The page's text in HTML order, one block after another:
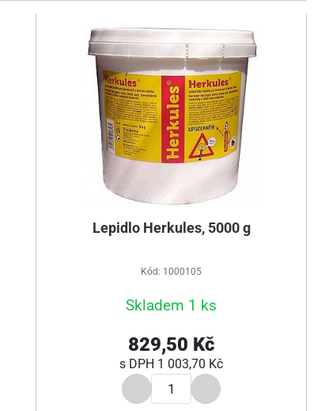
Lepidlo Herkules, 5000 g
Kód: 1000105
Skladem 1 ks
829,50 Kč
s DPH 1 003,70 Kč